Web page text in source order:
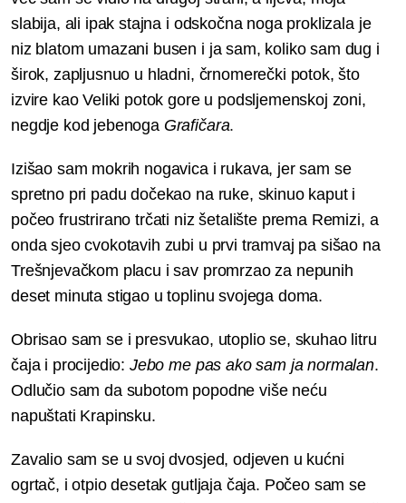
slabija, ali ipak stajna i odskočna noga proklizala je
niz blatom umazani busen i ja sam, koliko sam dug i
širok, zapljusnuo u hladni, črnomerečki potok, što
izvire kao Veliki potok gore u podsljemenskoj zoni,
negdje kod jebenoga Grafičara.
Izišao sam mokrih nogavica i rukava, jer sam se
spretno pri padu dočekao na ruke, skinuo kaput i
počeo frustrirano trčati niz šetalište prema Remizi, a
onda sjeo cvokotavih zubi u prvi tramvaj pa sišao na
Trešnjevačkom placu i sav promrzao za nepunih
deset minuta stigao u toplinu svojega doma.
Obrisao sam se i presvukao, utoplio se, skuhao litru
čaja i procijedio: Jebo me pas ako sam ja normalan.
Odlučio sam da subotom popodne više neću
napuštati Krapinsku.
Zavalio sam se u svoj dvosjed, odjeven u kućni
ogrtač, i otpio desetak gutljaja čaja. Počeo sam se